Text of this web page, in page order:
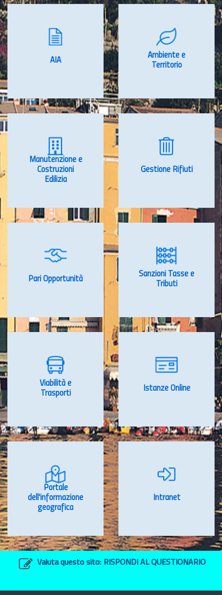
AIA
Ambiente e
Territorio
Manutenzione e
Costruzioni
Edilizia
Gestione Rifiuti
Pari Opportunità
Sanzioni Tasse e
Tributi
Viabilità e
Trasporti
Istanze Online
Portale
dell'informazione
geografica
Intranet
Valuta questo sito: RISPONDI AL QUESTIONARIO